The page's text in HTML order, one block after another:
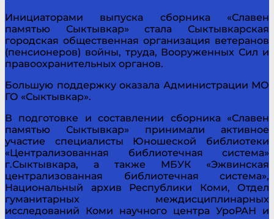
Инициаторами выпуска сборника «Славен
памятью Сыктывкар» стала Сыктывкарская
городская общественная организация ветеранов
(пенсионеров) войны, труда, Вооруженных Сил и
правоохранительных органов.
Большую поддержку оказала Администрации МО
ГО «Сыктывкар».
В подготовке и составлении сборника «Славен
памятью Сыктывкар» принимали активное
участие специалисты Юношеской библиотеки
«Централизованная библиотечная система»
г.Сыктывкара, а также МБУК «Эжвинская
централизованная библиотечная система»,
Национальный архив Республики Коми, Отдел
гуманитарных междисциплинарных
исследований Коми научного центра УроРАН и